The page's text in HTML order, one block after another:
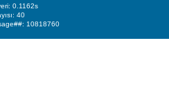
0.1162s
40
10818760